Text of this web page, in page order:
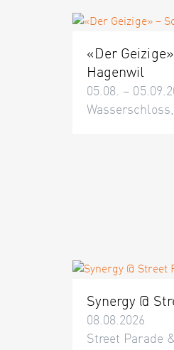
«Der
Hagenwil
05.08. –
Synergy @
08.08.2026
Street Parade